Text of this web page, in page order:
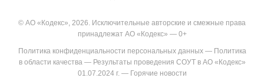
© АО «Кодекс», 2026. Исключительные авторские и смежные права
принадлежат АО «Кодекс» — 0+
Политика конфиденциальности персональных данных— Политика
в области качества— Результаты проведения СОУТ в АО «Кодекс»
01.07.2024 г.— Горячие новости